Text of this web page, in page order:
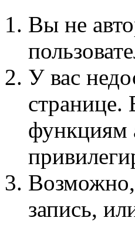
Вы не
У вас
странице.
функциям
запись,